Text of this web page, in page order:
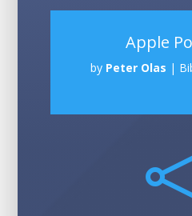
Apple
by Peter Olas |